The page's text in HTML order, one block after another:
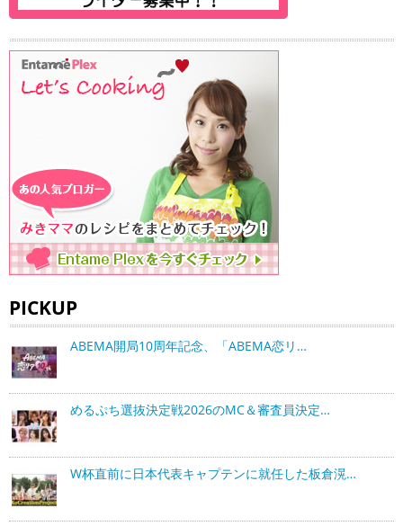
PICKUP
ABEMA開局10周年記念、「ABEMA恋リ…
めるぷち選抜決定戦2026のMC＆審査員決定…
W杯直前に日本代表キャプテンに就任した板倉滉…